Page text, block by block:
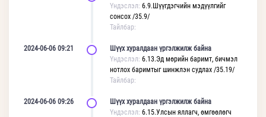
Үндэслэл: 6.9.Шүүгдэгчийн мэдүүлгийг
сонсох /35.9/
Тайлбар:
2024-06-06 09:21
Шүүх хуралдаан үргэлжилж байна
Үндэслэл: 6.13.Эд мөрийн баримт, бичмэл
нотлох баримтыг шинжлэн судлах /35.19/
Тайлбар:
2024-06-06 09:26
Шүүх хуралдаан үргэлжилж байна
Үндэслэл: 6.15.Улсын яллагч, өмгөөлөгч